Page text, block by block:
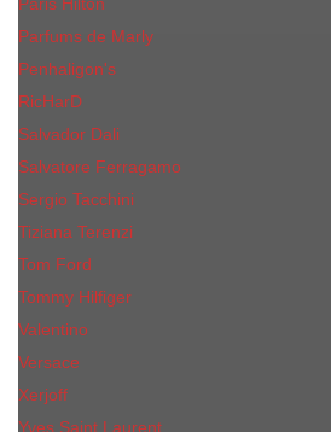
Parfums de Marly
Penhaligon​'s
RicHarD
Salvador Dali
Salvatore Ferragamo
Sergio Tacchini
Tiziana Terenzi
Tom Ford
Tommy Hilfiger
Valentino
Versace
Xerjoff
Yves Saint Laurent